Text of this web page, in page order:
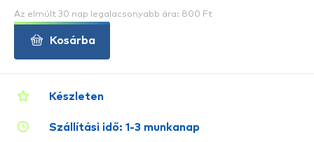
Készleten
Szállítási idő: 1-3 munkanap
Az elmúlt 30 nap legalacsonyabb ára: 800 Ft
Kosárba